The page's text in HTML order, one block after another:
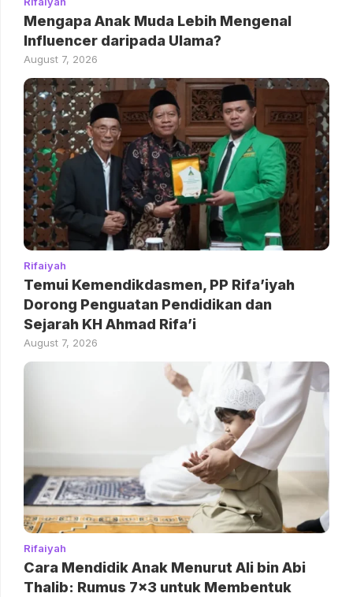
Mengapa Anak Muda Lebih Mengenal
Influencer daripada Ulama?
August 7, 2026
Rifaiyah
Temui Kemendikdasmen, PP Rifa’iyah
Dorong Penguatan Pendidikan dan
Sejarah KH Ahmad Rifa’i
August 7, 2026
Rifaiyah
Cara Mendidik Anak Menurut Ali bin Abi
Thalib: Rumus 7×3 untuk Membentuk